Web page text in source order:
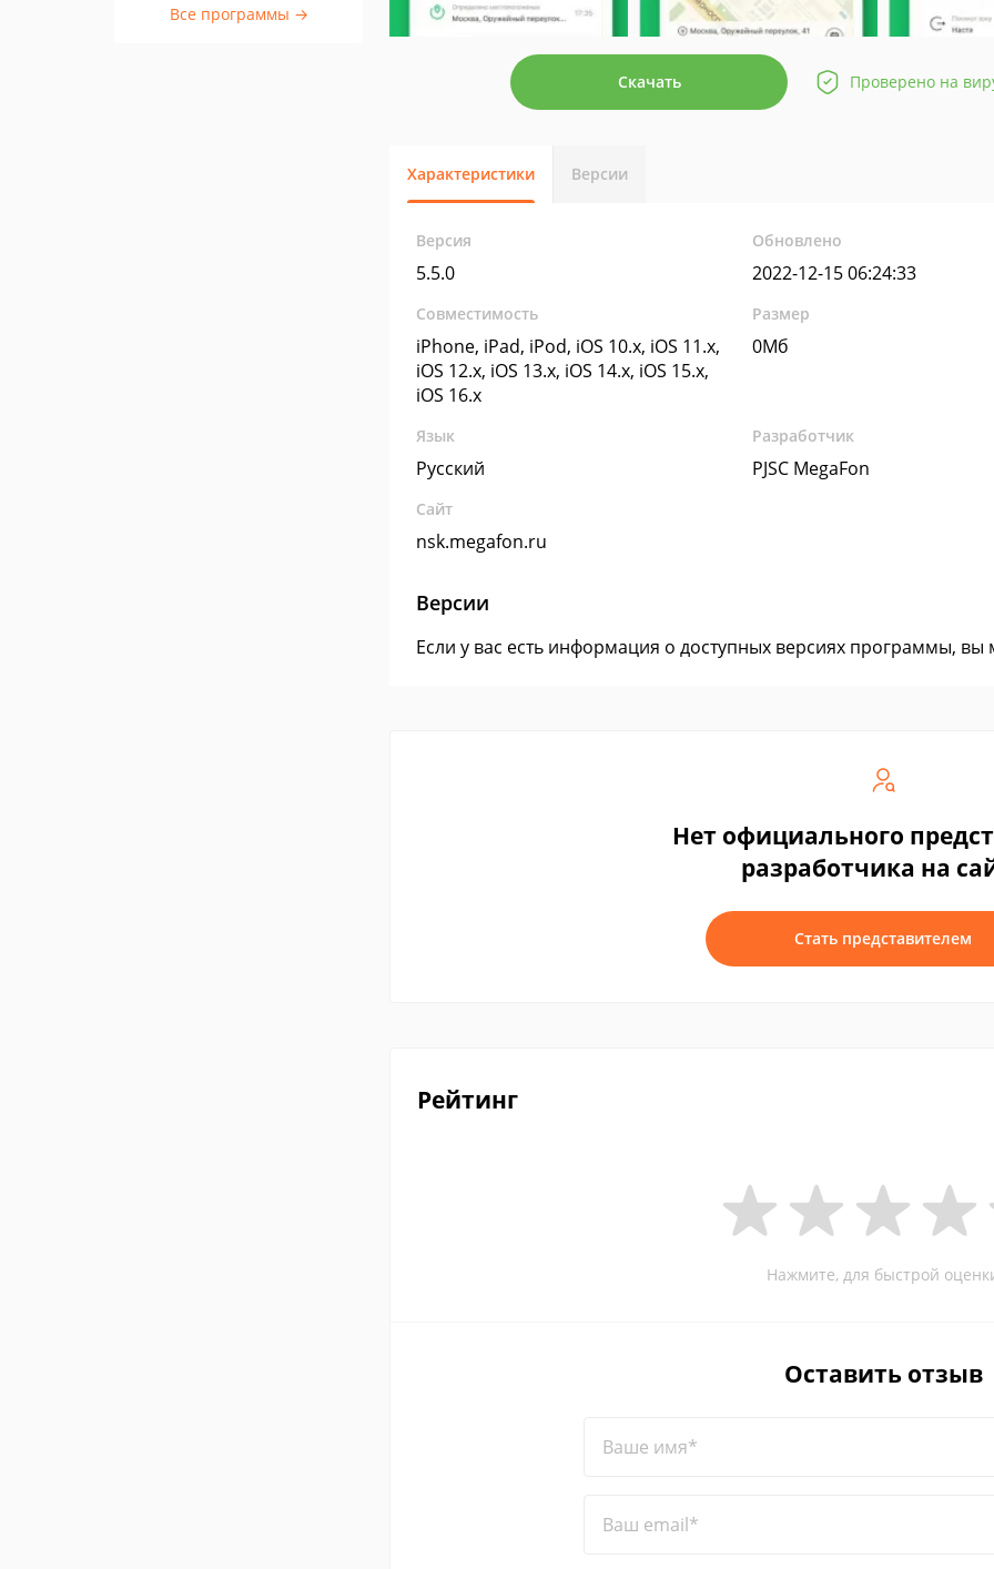
Все программы →
Скачать Проверено на
Характеристики Версии
Версия
5.5.0
Обновлено
2022-12-15 06:24:33
Совместимость
iPhone, iPad, iPod, iOS 10.x, iOS 11.x,
iOS 12.x, iOS 13.x, iOS 14.x, iOS 15.x,
iOS 16.x
Размер
0Мб
Язык
Русский
Разработчик
PJSC MegaFon
Сайт
nsk.megafon.ru
Версии
Если у вас есть информация о доступных версиях программы,
Нет официального
разработчика на
Стать представителем
Рейтинг
Нажмите, для быстрой
Оставить отзыв
Ваше имя*
Ваш email*